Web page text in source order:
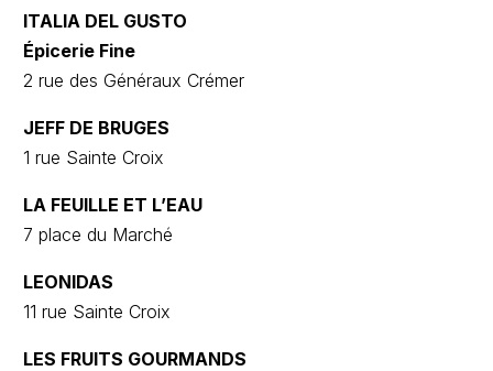
ITALIA DEL GUSTO
Épicerie Fine
2 rue des Généraux Crémer
JEFF DE BRUGES
1 rue Sainte Croix
LA FEUILLE ET L’EAU
7 place du Marché
LEONIDAS
11 rue Sainte Croix
LES FRUITS GOURMANDS